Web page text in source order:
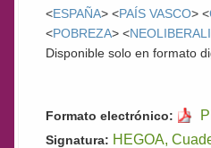
<ESPAÑA> <PAÍS VASCO> <
<POBREZA> <
Disponible solo en formato
Formato electrónico:
Signatura: HEGOA,